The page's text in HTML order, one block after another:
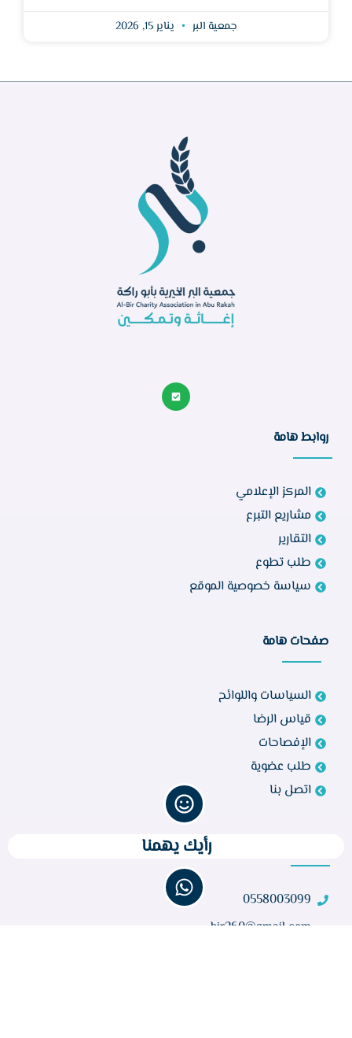
جمعية البر يناير 15, 2026
روابط هامة
المركز الإعلامي
مشاريع التبرع
التقارير
طلب تطوع
سياسة خصوصية الموقع
صفحات هامة
السياسات واللوائح
قياس الرضا
الإفصاحات
طلب عضوية
اتصل بنا
0558003099
bir260@gmail.com
رأيك يهمنا